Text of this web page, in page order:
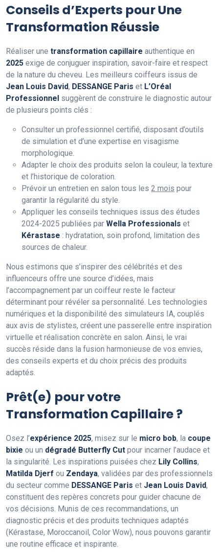
Conseils d’Experts pour Une
Transformation Réussie
Réaliser une transformation capillaire authentique en
2025 exige de conjuguer inspiration, savoir-faire et respect
de la nature du cheveu. Les meilleurs coiffeurs issus de
Jean Louis David, DESSANGE Paris et L’Oréal
Professionnel suggèrent de construire le diagnostic autour
de plusieurs points clés :
Consulter un professionnel certifié, disposant d’outils
de simulation et d’une expertise en visagisme
morphologique.
Adapter le choix des produits selon la couleur, la texture
et l’historique de coloration.
Prévoir un entretien en salon tous les 2 mois pour
garantir la régularité du style.
Appliquer les conseils techniques issus des études
2024-2025 publiées par Wella Professionals et
Kérastase : hydratation, soin profond, limitation des
sources de chaleur.
Nous estimons que s’inspirer des célébrités et des
influenceurs offre une source d’idées, mais
l’accompagnement par un coiffeur reste le facteur
déterminant pour révéler sa personnalité. Les technologies
numériques et la disponibilité des simulateurs IA, couplés
aux avis de stylistes, créent une passerelle entre inspiration
virtuelle et réalisation concrète en salon. Ainsi, le vrai
succès réside dans la fusion harmonieuse de vos envies,
des conseils experts et du choix précis des produits
adaptés.
Prêt(e) pour votre
Transformation Capillaire ?
Osez l’expérience 2025, misez sur le micro bob, la coupe
bixie ou un dégradé Butterfly Cut pour incarner l’audace et
la singularité. Les inspirations puisées chez Lily Collins,
Matilda Djerf ou Zendaya, validées par des professionnels
du secteur comme DESSANGE Paris et Jean Louis David,
constituent des repères concrets pour guider chacune de
vos décisions. Munis de ces recommandations, un
diagnostic précis et des produits techniques adaptés
(Kérastase, Moroccanoil, Color Wow), nous pouvons garantir
une routine efficace et inspirante.